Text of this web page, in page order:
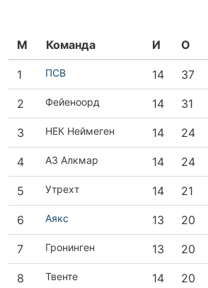
М Команда И О
1 ПСВ 14 37
2 Фейеноорд 14 31
3 НЕК Неймеген 14 24
4 АЗ Алкмар 14 24
5 Утрехт 14 21
6 Аякс 13 20
7 Гронинген 13 20
8 Твенте 14 20